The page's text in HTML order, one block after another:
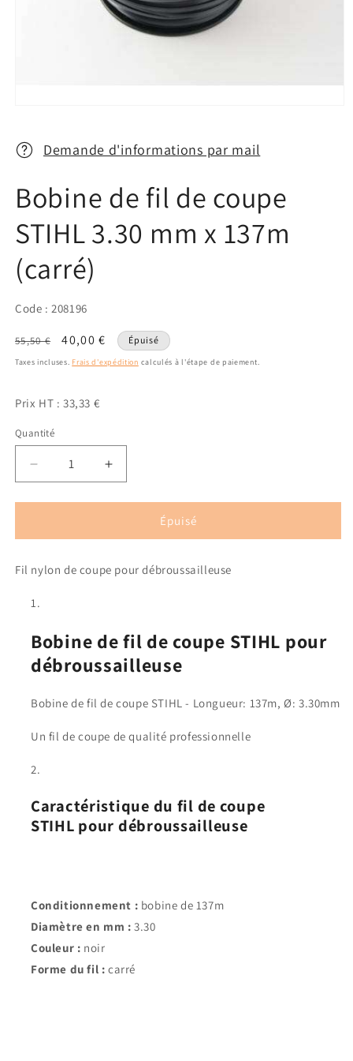
1
dans
modale
Demande d'informations par mail
Bobine de fil de coupe
STIHL 3.30 mm x 137m
(carré)
Code : 208196
Prix
habituel
55,50 €
Prix
promotionnel
40,00 € Épuisé
Taxes incluses. Frais d'expédition calculés à l'étape de paiement.
Prix HT : 33,33 €
Quantité
Quantité
Réduire
la
quantité
Bobine
fil
coupe
3.30
mm
x
(carré)
Augmenter
la
quantité
Bobine
fil
3.30
mm
x
(carré)
Épuisé
Fil nylon de coupe pour débroussailleuse
Bobine de fil de coupe STIHL pour
débroussailleuse
Bobine de fil de coupe STIHL - Longueur: 137m, Ø: 3.30mm
Un fil de coupe de qualité professionnelle
Caractéristique du fil de coupe
STIHL pour débroussailleuse
Conditionnement : bobine de 137m
Diamètre en mm :3.30
Couleur : noir
Forme du fil : carré